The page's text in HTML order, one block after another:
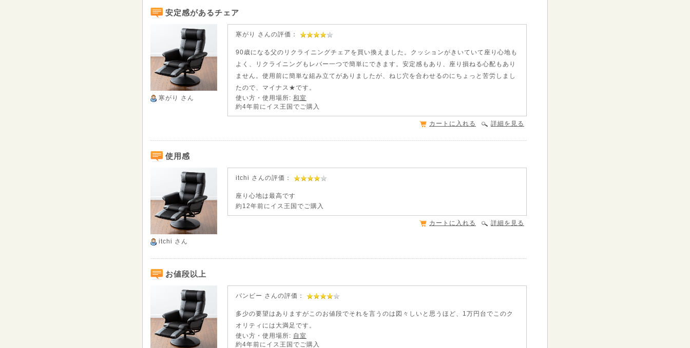
安定感があるチェア
寒がり さん
寒がり さんの評価：
90歳になる父のリクライニングチェアを買い換えました。クッションがきいていて座り心地も
よく、リクライニングもレバー一つで簡単にできます。安定感もあり、座り損ねる心配もあり
ません。使用前に簡単な組み立てがありましたが、ねじ穴を合わせるのにちょっと苦労しまし
たので、マイナス★です。
使い方・使用場所: 和室
約4年前にイス王国でご購入
詳細を見る
カートに入れる
使用感
itchi さん
itchi さんの評価：
座り心地は最高です
約12年前にイス王国でご購入
詳細を見る
カートに入れる
お値段以上
バンビー さんの評価：
多少の要望はありますがこのお値段でそれを言うのは図々しいと思うほど、1万円台でこのク
オリティには大満足です。
使い方・使用場所: 自室
約4年前にイス王国でご購入